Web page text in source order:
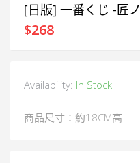
[日版] 一番くじ -匠
$268
Availability: In Stock
商品尺寸：約18CM高